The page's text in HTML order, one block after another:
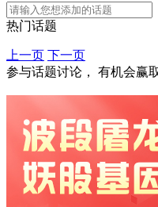
热门话题
上一页 下一页
参与话题讨论， 有机会赢